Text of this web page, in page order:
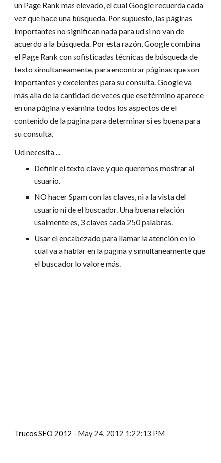
un Page Rank mas elevado, el cual Google recuerda cada
vez que hace una búsqueda. Por supuesto, las páginas
importantes no significan nada para ud si no van de
acuerdo a la búsqueda. Por esta razón, Google combina
el Page Rank con sofisticadas técnicas de búsqueda de
texto simultaneamente, para encontrar páginas que son
importantes y excelentes para su consulta. Google va
más alla de la cantidad de veces que ese término aparece
en una página y examina todos los aspectos de el
contenido de la página para determinar si es buena para
su consulta.
Ud necesita ...
Definir el texto clave y que queremos mostrar al
usuario.
NO hacer Spam con las claves, ni a la vista del
usuario ni de el buscador. Una buena relación
usalmente es, 3 claves cada 250 palabras.
Usar el encabezado para llamar la atención en lo
cual va a hablar en la página y simultaneamente que
el buscador lo valore más.
Trucos SEO 2012 - May 24, 2012 1:22:13 PM